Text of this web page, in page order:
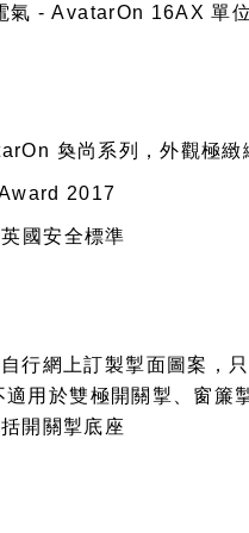
- AvatarOn 16AX 單
奐尚系列，外觀極緻
2017
國安全標準
行網上訂製掣面圖案，
用於雙極開關掣、窗簾
開關掣底座